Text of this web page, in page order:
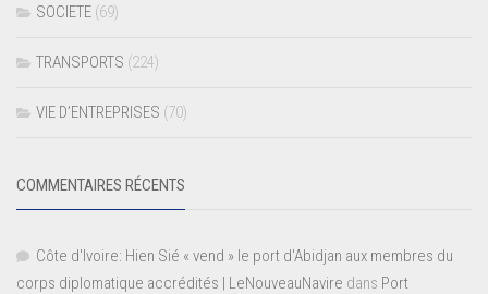
SOCIETE (69)
TRANSPORTS (224)
VIE D’ENTREPRISES (70)
COMMENTAIRES RÉCENTS
Côte d'Ivoire: Hien Sié « vend » le port d'Abidjan aux membres du
corps diplomatique accrédités | LeNouveauNavire dans Port